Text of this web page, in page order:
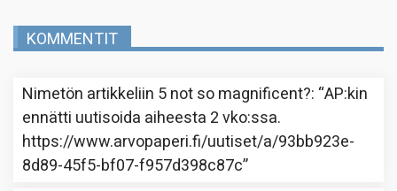
KOMMENTIT
Nimetön artikkeliin 5 not so magnificent?: “AP:kin
ennätti uutisoida aiheesta 2 vko:ssa.
https://www.arvopaperi.fi/uutiset/a/93bb923e-
8d89-45f5-bf07-f957d398c87c”